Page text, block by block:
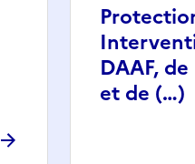
DAAF,
et de (…)